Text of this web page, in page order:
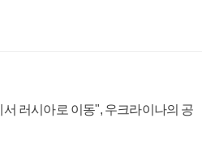
러시아로 이동", 우크라이나의 공